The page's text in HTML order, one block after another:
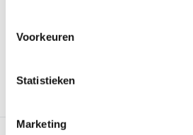
Voorkeuren
Statistieken
Marketing
€ 12,80